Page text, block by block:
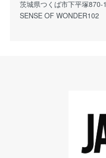
茨城県つくば市下平塚870-1
SENSE OF WONDER102